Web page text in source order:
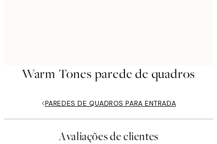
Warm Tones parede de quadros
PAREDES DE QUADROS PARA ENTRADA
Avaliações de clientes